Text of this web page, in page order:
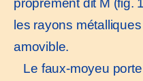
proprement dit M (fig.
les rayons
amovible.
Le faux-moyeu